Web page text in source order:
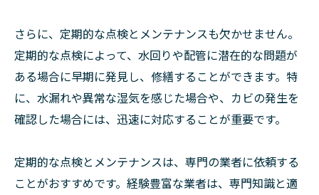
さらに、定期的な点検とメンテナンスも欠かせません。
定期的な点検によって、水回りや配管に潜在的な問題が
ある場合に早期に発見し、修繕することができます。特
に、水漏れや異常な湿気を感じた場合や、カビの発生を
確認した場合には、迅速に対応することが重要です。
定期的な点検とメンテナンスは、専門の業者に依頼する
ことがおすすめです。経験豊富な業者は、専門知識と適